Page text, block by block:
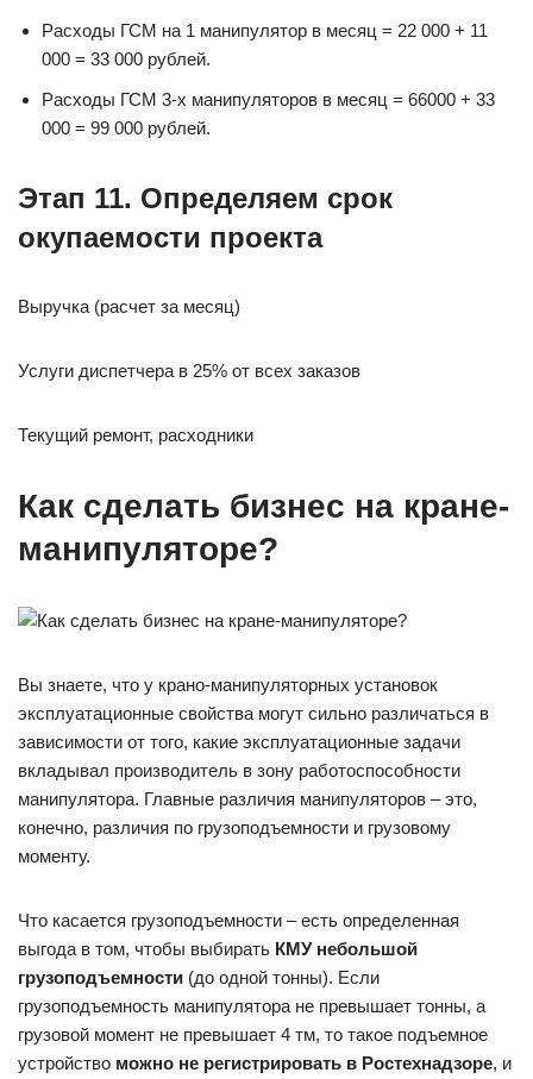
Расходы ГСМ на 1 манипулятор в месяц = 22 000 + 11
000 = 33 000 рублей.
Расходы ГСМ 3-х манипуляторов в месяц = 66000 + 33
000 = 99 000 рублей.
Этап 11. Определяем срок
окупаемости проекта
Выручка (расчет за месяц)
Услуги диспетчера в 25% от всех заказов
Текущий ремонт, расходники
Как сделать бизнес на кране-
манипуляторе?
Вы знаете, что у крано-манипуляторных установок
эксплуатационные свойства могут сильно различаться в
зависимости от того, какие эксплуатационные задачи
вкладывал производитель в зону работоспособности
манипулятора. Главные различия манипуляторов – это,
конечно, различия по грузоподъемности и грузовому
моменту.
Что касается грузоподъемности – есть определенная
выгода в том, чтобы выбирать КМУ небольшой
грузоподъемности (до одной тонны). Если
грузоподъемность манипулятора не превышает тонны, а
грузовой момент не превышает 4 тм, то такое подъемное
устройство можно не регистрировать в Ростехнадзоре, и